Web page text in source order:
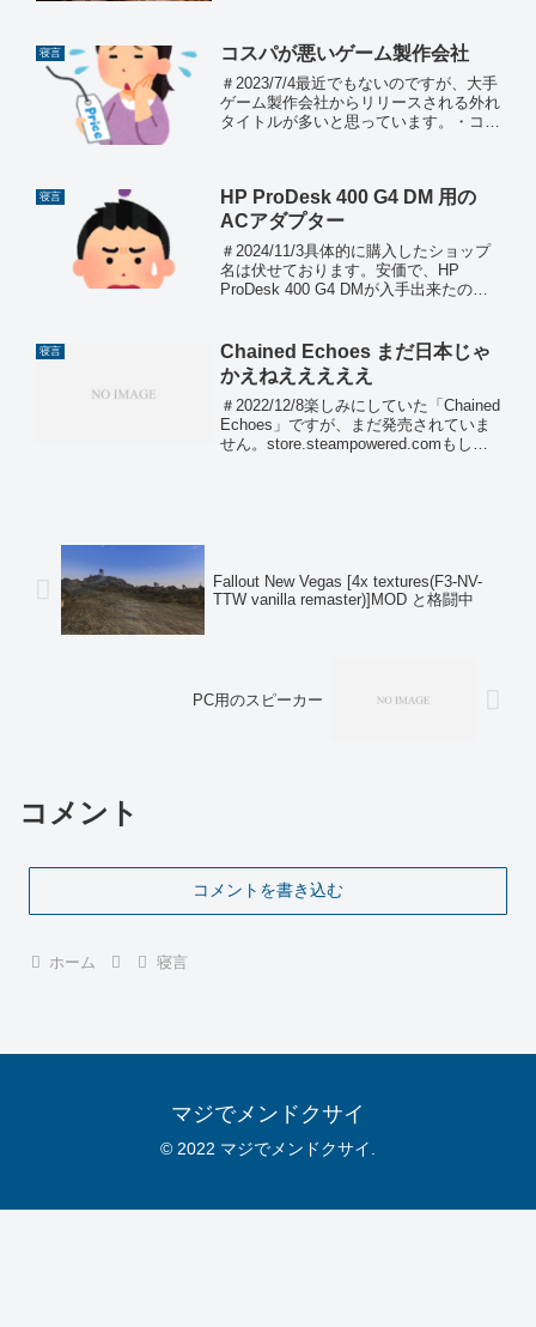
寝言 コスパが悪いゲーム製作会社
＃2023/7/4最近でもないのですが、大手
ゲーム製作会社からリリースされる外れ
タイトルが多いと思っています。・コー
ナムはエースコン...
寝言
HP ProDesk 400 G4 DM 用の
ACアダプター
＃2024/11/3具体的に購入したショップ
名は伏せております。安価で、HP
ProDesk 400 G4 DMが入手出来たので
な型式が解らなかったので...
寝言
Chained Echoes まだ日本じゃ
かえねえええええ
＃2022/12/8楽しみにしていた「Chained
Echoes」ですが、まだ発売されていま
せん。store.steampowered.comもしか
Fallout New Vegas [4x textures(F3-NV-
TTW vanilla remaster)]MOD と格闘中
PC用のスピーカー
コメント
コメントを書き込む
ホーム 寝言
マジでメンドクサイ
© 2022 マジでメンドクサイ.